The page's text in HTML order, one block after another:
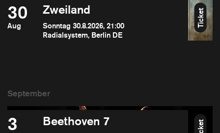
30
Aug
Zweiland
Sonntag 30.8.2026, 21:00
Radialsystem, Berlin DE
Ticket
3 Beethoven 7